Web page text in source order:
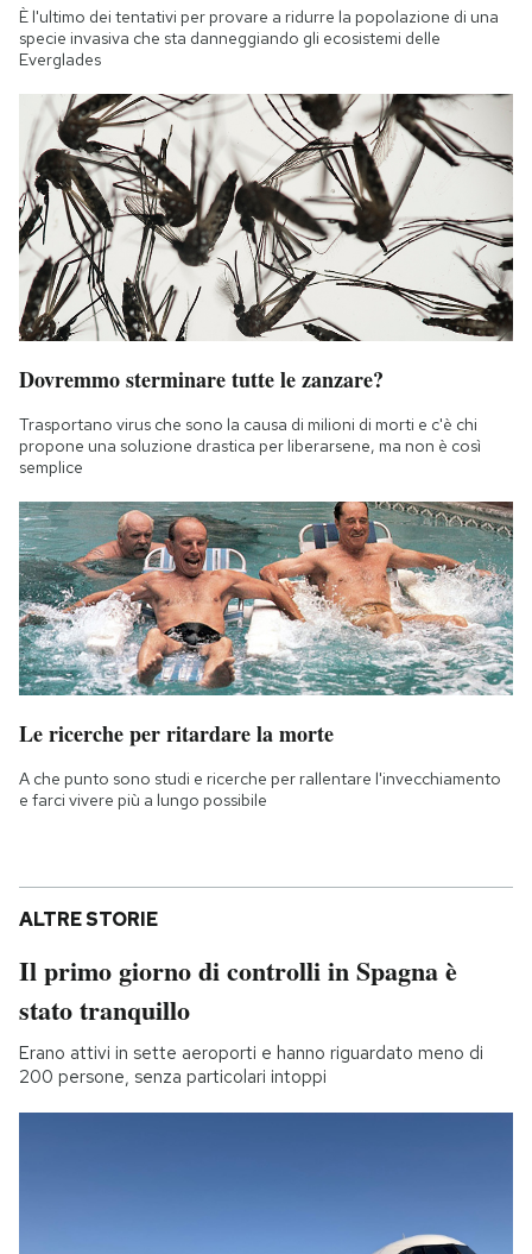
È l'ultimo dei tentativi per provare a ridurre la popolazione di una
specie invasiva che sta danneggiando gli ecosistemi delle
Everglades
Dovremmo sterminare tutte le zanzare?
Trasportano virus che sono la causa di milioni di morti e c'è chi
propone una soluzione drastica per liberarsene, ma non è così
semplice
Le ricerche per ritardare la morte
A che punto sono studi e ricerche per rallentare l'invecchiamento
e farci vivere più a lungo possibile
ALTRE STORIE
Il primo giorno di controlli in Spagna è
stato tranquillo
Erano attivi in sette aeroporti e hanno riguardato meno di
200 persone, senza particolari intoppi